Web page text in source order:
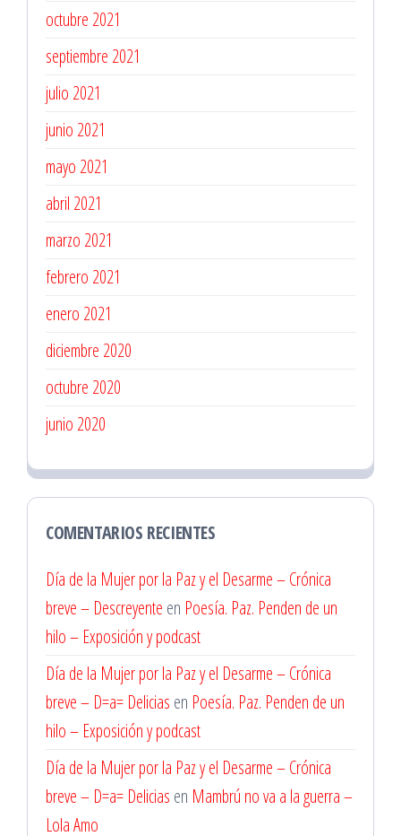
octubre 2021
septiembre 2021
julio 2021
junio 2021
mayo 2021
abril 2021
marzo 2021
febrero 2021
enero 2021
diciembre 2020
octubre 2020
junio 2020
COMENTARIOS RECIENTES
Día de la Mujer por la Paz y el Desarme – Crónica
breve – Descreyente en Poesía. Paz. Penden de un
hilo – Exposición y podcast
Día de la Mujer por la Paz y el Desarme – Crónica
breve – D=a= Delicias en Poesía. Paz. Penden de un
hilo – Exposición y podcast
Día de la Mujer por la Paz y el Desarme – Crónica
breve – D=a= Delicias en Mambrú no va a la guerra –
Lola Amo